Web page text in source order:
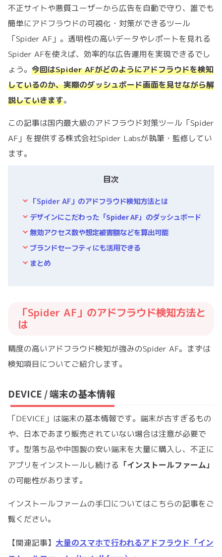
不正サイトや悪質ユーザーから広告を自動で守り、誰でも
簡単にアドフラウドの可視化・対策ができるツール
「Spider AF」。透明性の高いデータやレポートを見れる
Spider AFを使えば、効率的な広告運用を実現できるでし
ょう。 今回はSpider AFがどのようにアドフラウドを検知
しているのか、実際のダッシュボード画面を見せながら解
説していきます。
この記事は国内最大級のアドフラウド対策ツール「Spider
AF」を提供する株式会社Spider Labsが執筆・監修してい
ます。
目次
「Spider AF」のアドフラウド検知方法とは
デザインにこだわった「Spider AF」のダッシュボード
無効アクセス数や想定被害額などを算出可能
ブランドセーフティにも活用できる
まとめ
「Spider AF」のアドフラウド検知方法と
は
精度の高いアドフラウド検知が強みのSpider AF。まずは
検知項目についてご紹介します。
DEVICE / 端末の基本情報
「DEVICE」は端末の基本情報です。端末が古すぎるもの
や、日本であまり販売されていない場合は注意が必要で
す。型落ち品や中国製の安い端末を大量に購入し、不正に
アプリをインストールし続ける 「インストールファーム」
の可能性があります。
インストールファームの手口についてはこちらの記事をご
覧ください。
【関連記事】 大量のスマホで行われるアドフラウド「イン